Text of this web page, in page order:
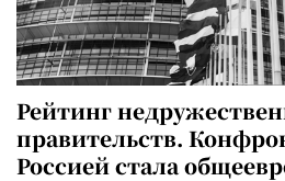
Рейтинг
правительств.
Россией стала